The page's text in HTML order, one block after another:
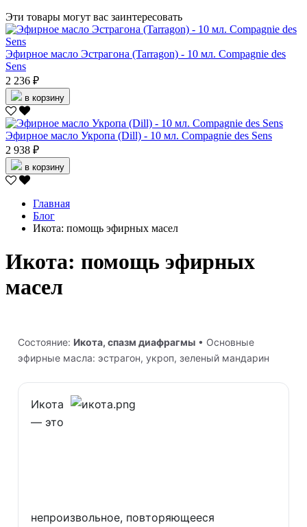
Эти товары могут вас заинтересовать
Эфирное масло Эстрагона (Tarragon) - 10 мл. Compagnie des
Sens
2 236 ₽
в корзину
Эфирное масло Укропа (Dill) - 10 мл. Compagnie des Sens
2 938 ₽
в корзину
Главная
Блог
Икота: помощь эфирных масел
Икота: помощь эфирных
масел
Состояние: Икота, спазм диафрагмы • Основные
эфирные масла: эстрагон, укроп, зеленый мандарин
Икота
— это
непроизвольное, повторяющееся